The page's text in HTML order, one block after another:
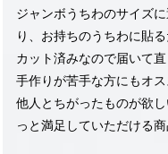
ジャンボうちわのサイズ
り、お持ちのうちわに貼る
カット済みなので届いて
手作りが苦手な方にもオス
他人とちがったものが欲
っと満足していただける商